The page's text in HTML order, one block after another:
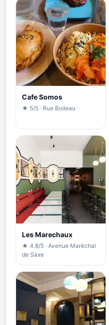
Cafe Somos
★ 5/5 · Rue Boileau
Les Marechaux
★ 4.8/5 · Avenue Maréchal
de Saxe